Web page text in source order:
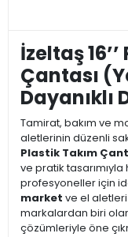
İzeltaş
Çantası
Dayanıklı
Tamirat, bakım ve
aletlerinin düzenli
Plastik Takım
ve pratik
profesyoneller için
market ve el
markalardan biri
çözümleriyle öne